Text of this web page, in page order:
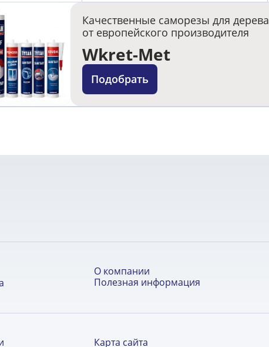
Качественные саморезы для дерева
от европейского производителя
Wkret-Met
Подобрать
О компании
Полезная информация
Карта сайта